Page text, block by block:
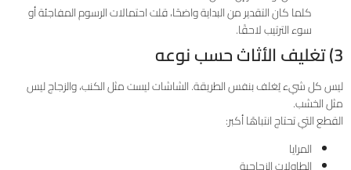
كلما كان التقدير من البداية واضحًا، قلت احتمالات الرسوم المفاجئة أو
سوء الترتيب لاحقًا.
3) تغليف الأثاث حسب نوعه
ليس كل شيء يُغلف بنفس الطريقة. الشاشات ليست مثل الكنب، والزجاج ليس
مثل الخشب.
القطع التي تحتاج انتباهًا أكبر:
المرايا